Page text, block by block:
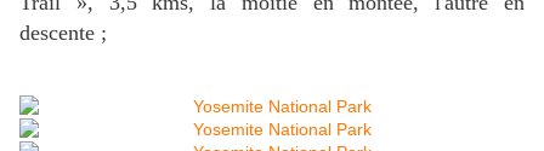
descente ;